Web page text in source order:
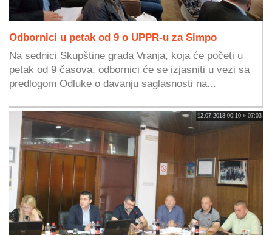
Odbornici u petak od 9 o UPPR-u za Simpo
Na sednici Skupštine grada Vranja, koja će početi u
petak od 9 časova, odbornici će se izjasniti u vezi sa
predlogom Odluke o davanju saglasnosti na...
12.07.2018 00:10 » 07:03